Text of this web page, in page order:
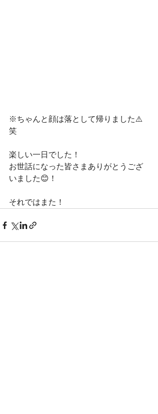
※ちゃんと顔は落として帰りました⚠️
笑
楽しい一日でした！
お世話になった皆さまありがとうござ
いました😊！
それではまた！